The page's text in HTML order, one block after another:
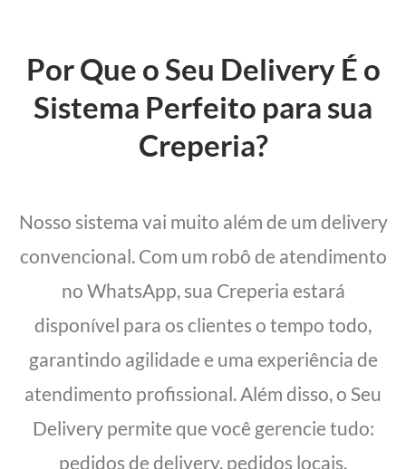
Por Que o Seu Delivery É o
Sistema Perfeito para sua
Creperia?
Nosso sistema vai muito além de um delivery
convencional. Com um robô de atendimento
no WhatsApp, sua Creperia estará
disponível para os clientes o tempo todo,
garantindo agilidade e uma experiência de
atendimento profissional. Além disso, o Seu
Delivery permite que você gerencie tudo:
pedidos de delivery, pedidos locais,